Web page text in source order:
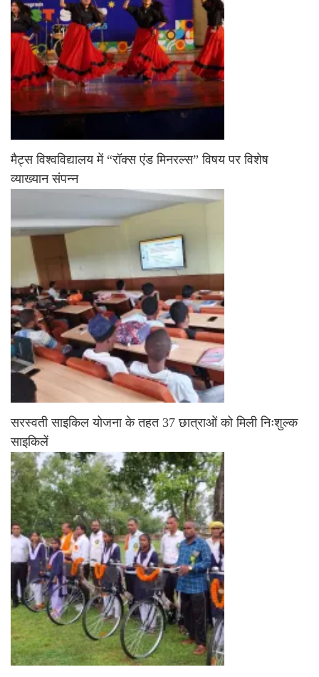
मैट्स विश्वविद्यालय में “रॉक्स एंड मिनरल्स” विषय पर विशेष
व्याख्यान संपन्न
सरस्वती साइकिल योजना के तहत 37 छात्राओं को मिली निःशुल्क
साइकिलें